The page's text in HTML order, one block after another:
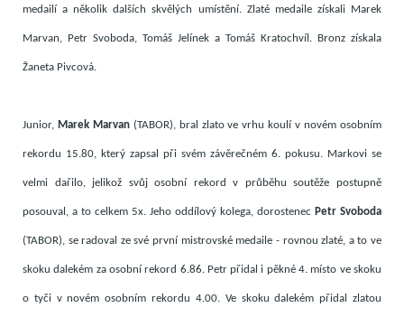
medailí a několik dalších skvělých umístění. Zlaté medaile získali Marek
Marvan, Petr Svoboda, Tomáš Jelínek a Tomáš Kratochvíl. Bronz získala
Žaneta Pivcová.
Junior, Marek Marvan (TABOR), bral zlato ve vrhu koulí v novém osobním
rekordu 15.80, který zapsal při svém závěrečném 6. pokusu. Markovi se
velmi dařilo, jelikož svůj osobní rekord v průběhu soutěže postupně
posouval, a to celkem 5x. Jeho oddílový kolega, dorostenec Petr Svoboda
(TABOR), se radoval ze své první mistrovské medaile - rovnou zlaté, a to ve
skoku dalekém za osobní rekord 6.86. Petr přidal i pěkné 4. místo ve skoku
o tyči v novém osobním rekordu 4.00. Ve skoku dalekém přidal zlatou